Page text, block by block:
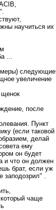
научиться их
...
следующие
увеличение
щенок
после
Пункт
(если таковой
делай
ему
он будет
и что он должен
брат, если уж
заподозрил" .
который чаще